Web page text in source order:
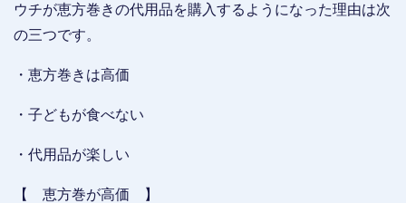
ウチが恵方巻きの代用品を購入するようになった理由は次
の三つです。
・恵方巻きは高価
・子どもが食べない
・代用品が楽しい
【 恵方巻が高価 】